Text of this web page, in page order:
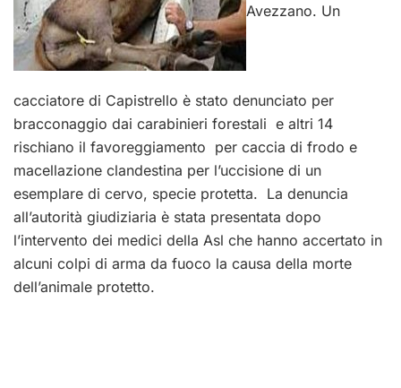
Avezzano. Un
cacciatore di Capistrello è stato denunciato per
bracconaggio dai carabinieri forestali e altri 14
rischiano il favoreggiamento per caccia di frodo e
macellazione clandestina per l’uccisione di un
esemplare di cervo, specie protetta. La denuncia
all’autorità giudiziaria è stata presentata dopo
l’intervento dei medici della Asl che hanno accertato in
alcuni colpi di arma da fuoco la causa della morte
dell’animale protetto.